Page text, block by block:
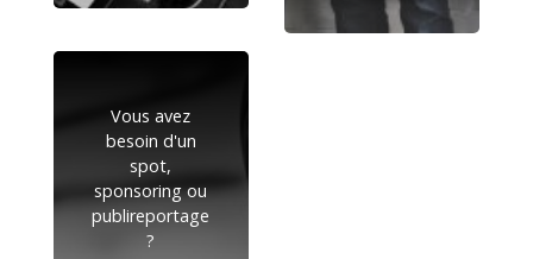
Vous avez
besoin d'un
spot,
sponsoring ou
publireportage
?